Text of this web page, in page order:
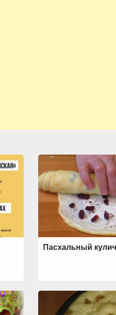
Пасхальный